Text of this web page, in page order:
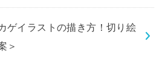
ゲイラストの描き方！切り絵
＞